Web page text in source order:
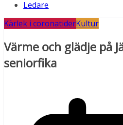
Ledare
Kärlek i coronatiderKultur
Värme och glädje på
seniorfika